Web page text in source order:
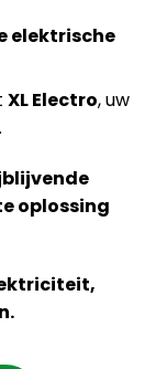
elektrische
XL Electro, uw
.
oplossing